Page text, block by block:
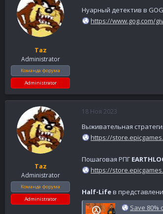
Taz
Administrator
Команда форума
Administrator
Нуарный детектив в
https://www.gog.com/
Taz
Administrator
Команда форума
Administrator
18 Ноя 2023
Выживательная
https://
Пошаговая РПГ
https://
Half-Lifeв
Save 80%